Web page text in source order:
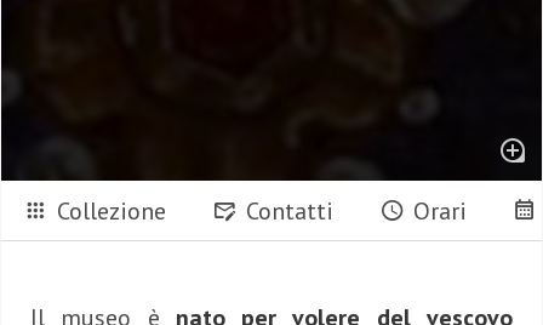
Collezione Contatti Orari
Il museo è nato per volere del vescovo